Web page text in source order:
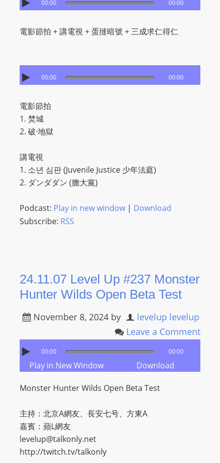
00:00 00:00
電影節拍 + 講電視 + 蛋撻暗號 + 三成求仁得仁
00:00 00:00
電影節拍
1. 焚城
2. 破·地獄
講電視
1. 소년 심판 (Juvenile Justice 少年法庭)
2. ダンダダン (膽大黨)
Podcast: Play in new window| Download
Subscribe: RSS
24.11.07 Level Up #237 Monster
Hunter Wilds Open Beta Test
November 8, 2024 by
levelup levelup
Leave a Comment
00:00 00:00
Play in New Window Download
Monster Hunter Wilds Open Beta Test
主持：北京A網友、長安七号、方東A
嘉賓：蘋L網友
levelup@talkonly.net
http://twitch.tv/talkonly